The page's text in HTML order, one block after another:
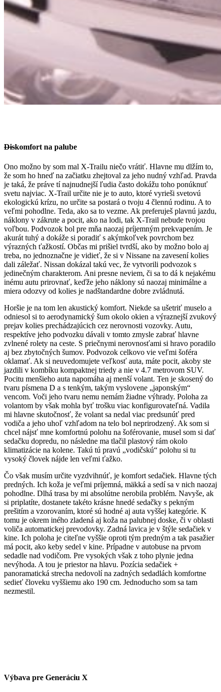
Diskomfort na palube
Ono možno by som mal X-Trailu niečo vrátiť. Hlavne mu dlžím to,
že som ho hneď na začiatku zhejtoval za jeho nudný vzhľad. Pravda
je taká, že práve tí najnudnejší ľudia často dokážu toho ponúknuť
svetu najviac. X-Trail určite nie je to auto, ktoré vyrieši svetovú
ekologickú krízu, no určite sa postará o tvoju 4 člennú rodinu. A to
veľmi pohodlne. Teda, ako sa to vezme. Ak preferuješ plavnú jazdu,
náklony v zákrute a pocit, ako na lodi, tak X-Trail nebude tvojou
voľbou. Podvozok bol pre mňa naozaj príjemným prekvapením. Je
akurát tuhý a dokáže si poradiť s akýmkoľvek povrchom bez
výrazných ťažkostí. Občas mi prišiel tvrdší, ako by možno bolo aj
treba, no jednoznačne je vidieť, že si v Nissane na zavesení kolies
dali záležať. Nissan dokázal takú vec, že vytvorili podvozok s
jedinečným charakterom. Ani presne neviem, či sa to dá k nejakému
inému autu prirovnať, keďže jeho náklony sú naozaj minimálne a
miera odozvy od kolies je nadštandardne dobre zvládnutá.
Horšie je na tom len akustický komfort. Niekde sa ušetriť muselo a
odniesol si to aerodynamický šum okolo okien a výraznejší zvukový
prejav kolies prechádzajúcich cez nerovnosti vozovky. Autu,
respektíve jeho podvozku dávali v tomto zmysle zabrať hlavne
zvlnené rolety na ceste. S priečnymi nerovnosťami si hravo poradilo
aj bez zbytočných šumov. Podvozok celkovo vie veľmi šoféra
oklamať. Ak si neuvedomujete veľkosť auta, máte pocit, akoby ste
jazdili v kombíku kompaktnej triedy a nie v 4.7 metrovom SUV.
Pocitu menšieho auta napomáha aj menší volant. Ten je skosený do
tvaru písmena D a s tenkým, takým vyslovene „japonským“
vencom. Voči jeho tvaru nemu nemám žiadne výhrady. Poloha za
volantom by však mohla byť trošku viac konfigurovateľná. Vadila
mi hlavne skutočnosť, že volant sa nedal viac predsunúť pred
vodiča a jeho uhoľ vzhľadom na telo bol neprirodzený. Ak som si
chcel nájsť mne komfortnú polohu na šoférovanie, musel som si dať
sedačku dopredu, no následne ma tlačil plastový rám okolo
klimatizácie na kolene. Takú tú pravú „vodičskú“ polohu si tu
vysoký človek nájde len veľmi ťažko.
Čo však musím určite vyzdvihnúť, je komfort sedačiek. Hlavne tých
predných. Ich koža je veľmi príjemná, mäkká a sedí sa v nich naozaj
pohodlne. Dlhá trasa by mi absolútne nerobila problém. Navyše, ak
si priplatíte, dostanete takéto krásne hnedé sedačky s pekným
prešitím a vzorovaním, ktoré sú hodné aj auta vyššej kategórie. K
tomu je okrem iného zladená aj koža na palubnej doske, či v oblasti
voliča automatickej prevodovky. Zadná lavica je v štýle sedačiek v
kine. Ich poloha je citeľne vyššie oproti tým predným a tak pasažier
má pocit, ako keby sedel v kine. Prípadne v autobuse na prvom
sedadle nad vodičom. Pre vysokých však z toho plynie jedna
nevýhoda. A tou je priestor na hlavu. Pozícia sedačiek +
panoramatická strecha nedovolí na zadných sedadlách komfortne
sedieť človeku vyššiemu ako 190 cm. Jednoducho som sa tam
nezmestil.
Výbava pre Generáciu X